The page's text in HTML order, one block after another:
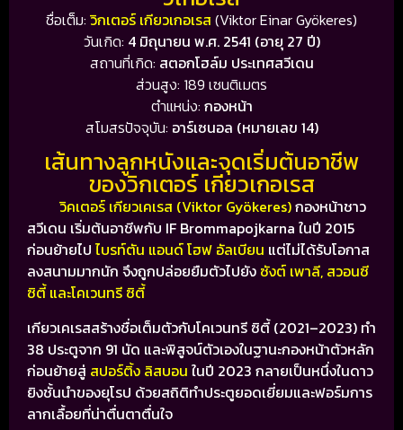
ชื่อเต็ม: วิกเตอร์ เกียวเกอเรส (Viktor Einar Gyökeres)
วันเกิด: 4 มิถุนายน พ.ศ. 2541 (อายุ 27 ปี)
สถานที่เกิด: สตอกโฮล์ม ประเทศสวีเดน
ส่วนสูง: 189 เซนติเมตร
ตำแหน่ง: กองหน้า
สโมสรปัจจุบัน: อาร์เซนอล (หมายเลข 14)
เส้นทางลูกหนังและจุดเริ่มต้นอาชีพ
ของวิกเตอร์ เกียวเกอเรส
วิคเตอร์ เกียวเคเรส (Viktor Gyökeres)กองหน้าชาว
สวีเดน เริ่มต้นอาชีพกับ IF Brommapojkarna ในปี 2015
ก่อนย้ายไป ไบรท์ตัน แอนด์ โฮฟ อัลเบียน แต่ไม่ได้รับโอกาส
ลงสนามมากนัก จึงถูกปล่อยยืมตัวไปยัง ซังต์ เพาลี, สวอนซี
ซิตี้ และโคเวนทรี ซิตี้
เกียวเคเรสสร้างชื่อเต็มตัวกับโคเวนทรี ซิตี้ (2021–2023) ทำ
38 ประตูจาก 91 นัด และพิสูจน์ตัวเองในฐานะกองหน้าตัวหลัก
ก่อนย้ายสู่ สปอร์ติ้ง ลิสบอน ในปี 2023 กลายเป็นหนึ่งในดาว
ยิงชั้นนำของยุโรป ด้วยสถิติทำประตูยอดเยี่ยมและฟอร์มการ
ลากเลื้อยที่น่าตื่นตาตื่นใจ